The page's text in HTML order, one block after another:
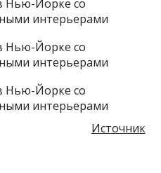
Источник